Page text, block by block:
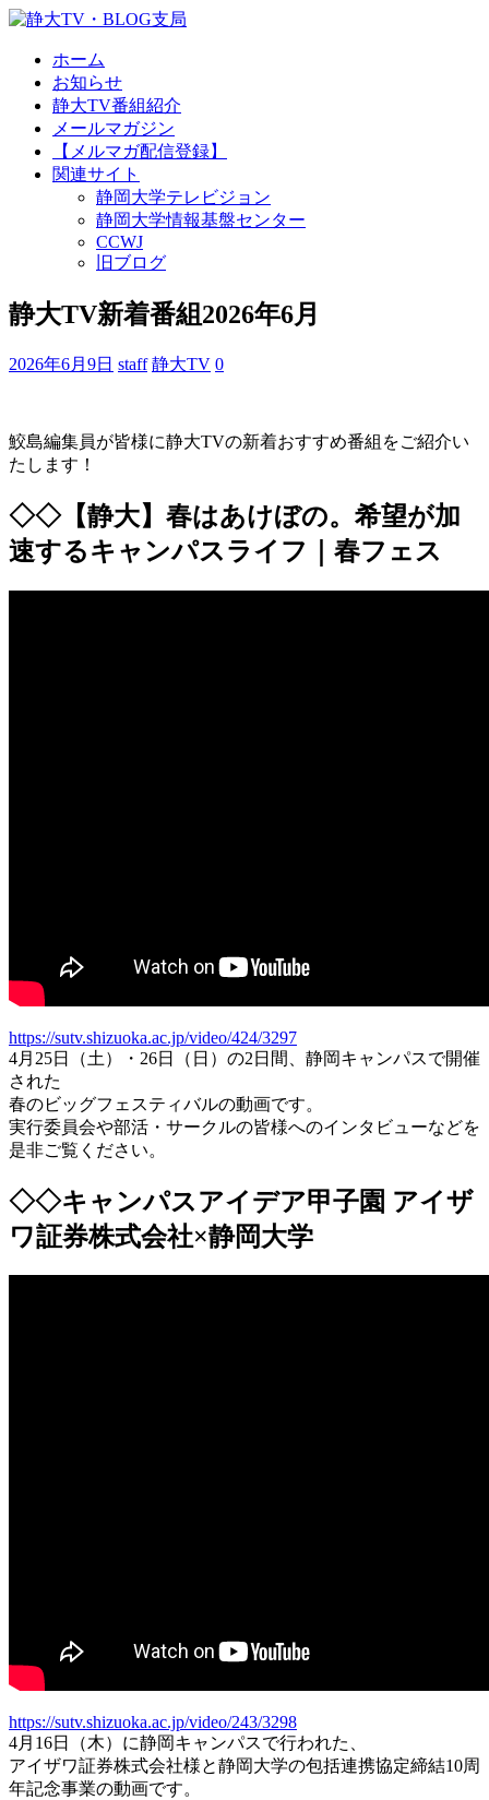
ホーム
お知らせ
静大TV番組紹介
メールマガジン
【メルマガ配信登録】
関連サイト
静岡大学テレビジョン
静岡大学情報基盤センター
CCWJ
旧ブログ
静大TV新着番組2026年6月
2026年6月9日 staff 静大TV 0
鮫島編集員が皆様に静大TVの新着おすすめ番組をご紹介い
たします！
◇◇【静大】春はあけぼの。希望が加
速するキャンパスライフ｜春フェス
https://sutv.shizuoka.ac.jp/video/424/3297
4月25日（土）・26日（日）の2日間、静岡キャンパスで開催
された
春のビッグフェスティバルの動画です。
実行委員会や部活・サークルの皆様へのインタビューなどを
是非ご覧ください。
◇◇キャンパスアイデア甲子園 アイザ
ワ証券株式会社×静岡大学
https://sutv.shizuoka.ac.jp/video/243/3298
4月16日（木）に静岡キャンパスで行われた、
アイザワ証券株式会社様と静岡大学の包括連携協定締結10周
年記念事業の動画です。